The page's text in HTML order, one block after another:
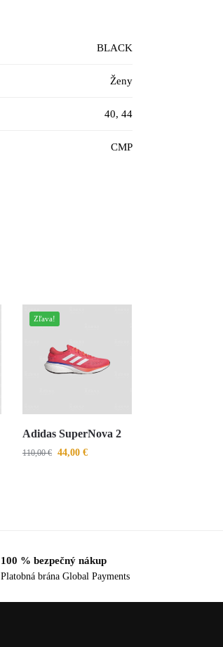
BLACK
Ženy
40, 44
CMP
Zľava!
Adidas SuperNova 2
110,00€ 44,00 €
100 % bezpečný nákup
Platobná brána Global Payments